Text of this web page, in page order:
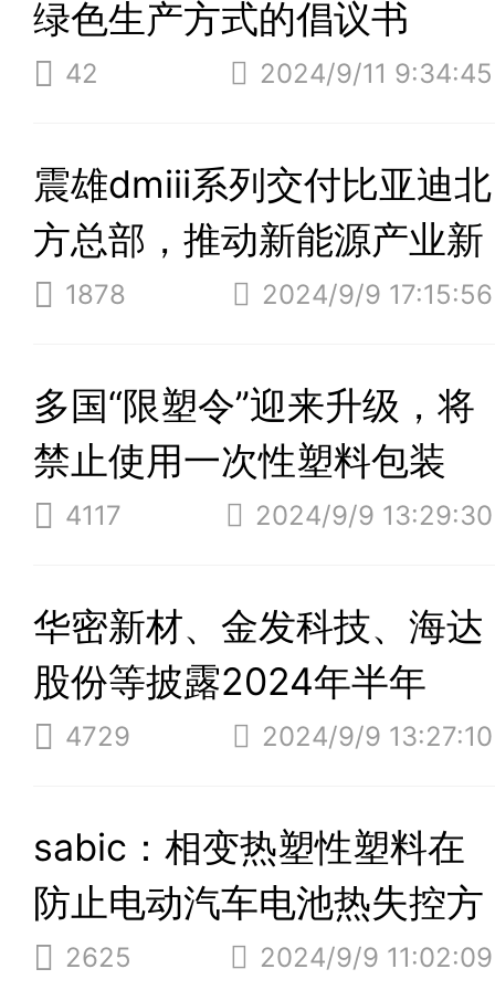
绿色生产方式的倡议书
42 2024/9/11 9:34:45
震雄dmⅲ系列交付比亚迪北
方总部，推动新能源产业新
飞跃
1878 2024/9/9 17:15:56
多国“限塑令”迎来升级，将
禁止使用一次性塑料包装
4117 2024/9/9 13:29:30
华密新材、金发科技、海达
股份等披露2024年半年
报，营收增长！
4729 2024/9/9 13:27:10
sabic：相变热塑性塑料在
防止电动汽车电池热失控方
面潜力巨大
2625 2024/9/9 11:02:09